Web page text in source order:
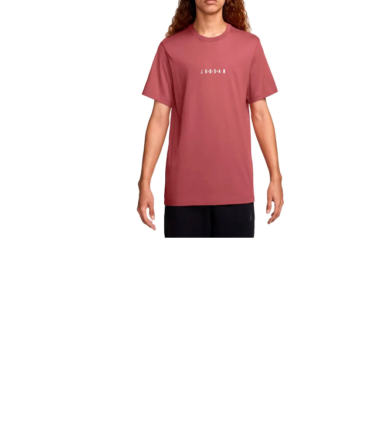
Bem-
Para ter uma melhor
e veja a seleção de